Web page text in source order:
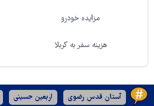
مزایده خودرو
هزینه سفر به کربلا
آستان قدس رضوی اربعین حسینی